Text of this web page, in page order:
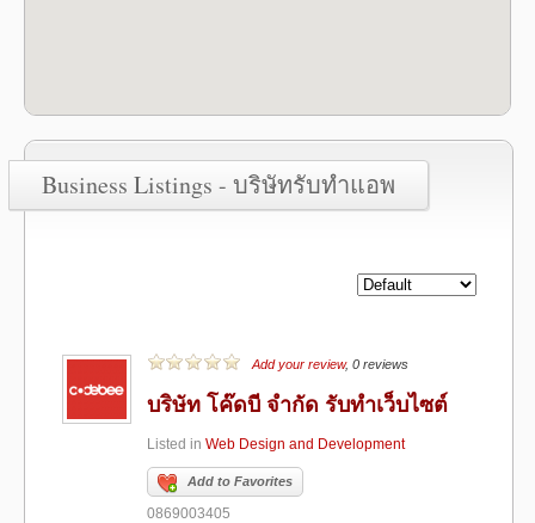
Business Listings - บริษัทรับทำแอพ
Add your review, 0 reviews
บริษัท โค๊ดบี จำกัด รับทำเว็บไซต์
Listed in Web Design and Development
Add to Favorites
0869003405